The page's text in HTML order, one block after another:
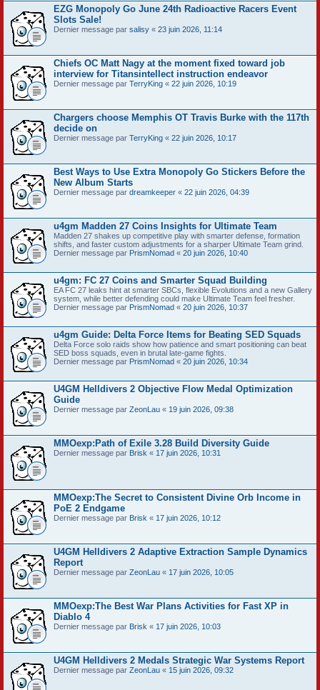
EZG Monopoly Go June 24th Radioactive Racers Event
Slots Sale!
Dernier message par salisy « 23 juin 2026, 11:14
Chiefs OC Matt Nagy at the moment fixed toward job
interview for Titansintellect instruction endeavor
Dernier message par TerryKing « 22 juin 2026, 10:19
Chargers choose Memphis OT Travis Burke with the 117th
decide on
Dernier message par TerryKing « 22 juin 2026, 10:17
Best Ways to Use Extra Monopoly Go Stickers Before the
New Album Starts
Dernier message par dreamkeeper « 22 juin 2026, 04:39
u4gm Madden 27 Coins Insights for Ultimate Team
Madden 27 shakes up competitive play with smarter defense, formation
shifts, and faster custom adjustments for a sharper Ultimate Team grind.
Dernier message par PrismNomad « 20 juin 2026, 10:40
u4gm: FC 27 Coins and Smarter Squad Building
EA FC 27 leaks hint at smarter SBCs, flexible Evolutions and a new Gallery
system, while better defending could make Ultimate Team feel fresher.
Dernier message par PrismNomad « 20 juin 2026, 10:37
u4gm Guide: Delta Force Items for Beating SED Squads
Delta Force solo raids show how patience and smart positioning can beat
SED boss squads, even in brutal late-game fights.
Dernier message par PrismNomad « 20 juin 2026, 10:34
U4GM Helldivers 2 Objective Flow Medal Optimization
Guide
Dernier message par ZeonLau « 19 juin 2026, 09:38
MMOexp:Path of Exile 3.28 Build Diversity Guide
Dernier message par Brisk « 17 juin 2026, 10:31
MMOexp:The Secret to Consistent Divine Orb Income in
PoE 2 Endgame
Dernier message par Brisk « 17 juin 2026, 10:12
U4GM Helldivers 2 Adaptive Extraction Sample Dynamics
Report
Dernier message par ZeonLau « 17 juin 2026, 10:05
MMOexp:The Best War Plans Activities for Fast XP in
Diablo 4
Dernier message par Brisk « 17 juin 2026, 10:03
U4GM Helldivers 2 Medals Strategic War Systems Report
Dernier message par ZeonLau « 15 juin 2026, 09:32